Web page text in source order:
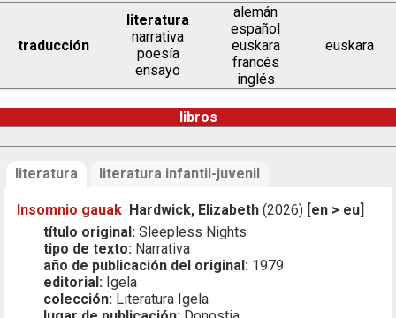
traducción
literatura
narrativa
poesía
ensayo
alemán
español
euskara
francés
inglés
euskara
libros
literatura literatura infantil-juvenil
Insomnio gauak Hardwick, Elizabeth (2026) [en > eu]
título original: Sleepless Nights
tipo de texto: Narrativa
año de publicación del original: 1979
editorial: Igela
colección: Literatura Igela